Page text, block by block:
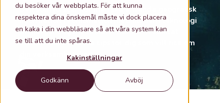
du besöker vår webbplats. För att kunna
respektera dina önskemål måste vi dock placera
en kaka i din webbläsare så att våra system kan
se till att du inte spåras.
Kakinställningar
Godkänn Avböj
Den som förstår hur man ska använda geografisk
information i kombination med modern teknologi
är morgondagens vinnare. Här har vi samlat
insikter och konkreta tips för dig som vill rita om
din verksamhetskarta.